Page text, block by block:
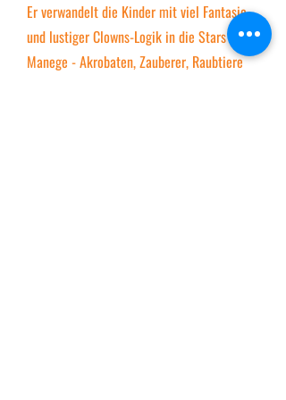
Er verwandelt die Kinder mit viel Fantasie
und lustiger Clowns-Logik in die Stars der
Manege - Akrobaten, Zauberer, Raubtiere